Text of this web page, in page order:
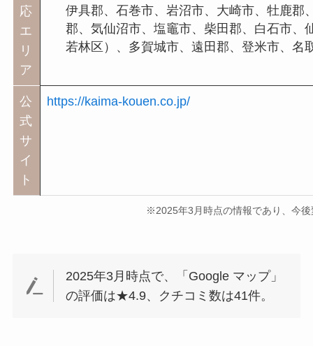
応
エ
リ
ア
伊具郡、石巻市、岩沼市、大崎市、牡鹿郡
郡、気仙沼市、塩竈市、柴田郡、白石市、
若林区）、多賀城市、遠田郡、登米市、名
公
式
サ
イ
ト
https://kaima-kouen.co.jp/
※2025年3月時点の情報であり、今
2025年3月時点で、「Google マップ」
の評価は★4.9、クチコミ数は41件。